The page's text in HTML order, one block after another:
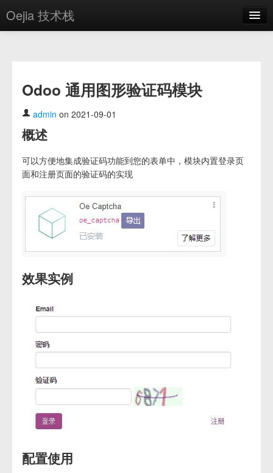
Oejia 技术栈
方案
OE学院
分享
关于
Odoo 通用图形验证码模块
admin on 2021-09-01
概述
可以方便地集成验证码功能到您的表单中，模块内置登录页
面和注册页面的验证码的实现
效果实例
配置使用